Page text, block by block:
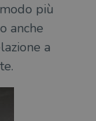
più
anche
a
settimana